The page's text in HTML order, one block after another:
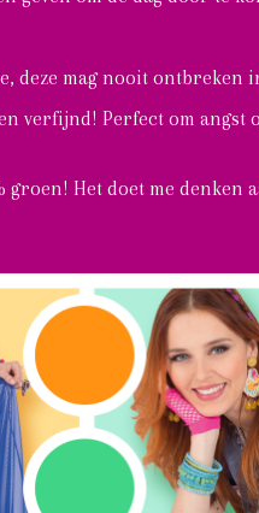
deze mag nooit ontbreken
verfijnd! Perfect om angst
groen! Het doet me denken